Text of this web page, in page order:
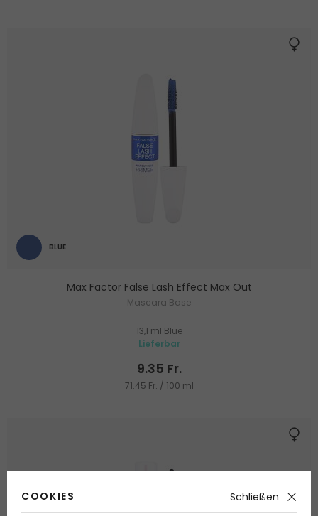
BLUE
Max Factor False Lash Effect Max Out
Mascara Base
13,1 ml Blue
Lieferbar
9.35 Fr.
71.45 Fr. / 100 ml
COOKIES Schließen